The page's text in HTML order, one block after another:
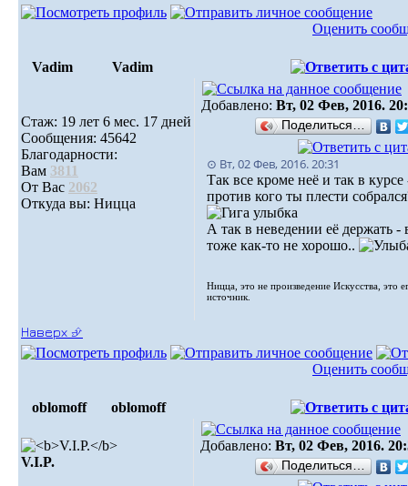
Оценить
Vadim Vadim
Стаж: 19 лет 6 мес. 17 дней
Сообщения: 45642
Благодарности:
Вам 3811
От Вас 2062
Откуда вы: Ницца
Добавлено: Вт, 02 Фев, 2016.
Поделиться…
⊙ Вт, 02 Фев, 2016. 20:31
Так все кроме неё и так в курсе
против кого ты плести
А так в неведении её держать -
тоже как-то не хорошо..
Ницца, это не произведение Искусства, это
источник.
Наверх ⮵
Оценить
oblomoff oblomoff
V.I.P.
Добавлено: Вт, 02 Фев, 2016.
Поделиться…